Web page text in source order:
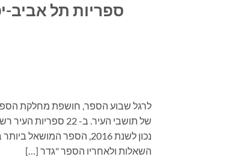
ספריות תל
לרגל שבוע הספר, חושפת מחלקת
השאלות ולאחריו הספר "גדר […]